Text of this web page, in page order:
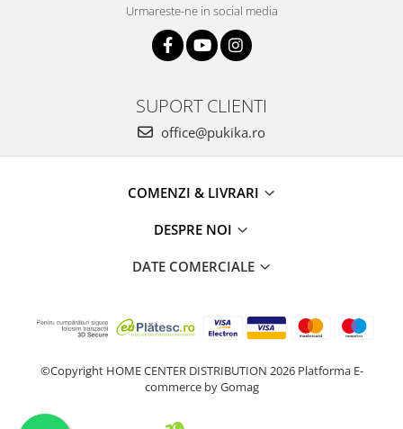
Urmareste-ne in social media
SUPORT CLIENTI
office@pukika.ro
COMENZI & LIVRARI
DESPRE NOI
DATE COMERCIALE
©Copyright HOME CENTER DISTRIBUTION 2026 Platforma E-
commerce by Gomag